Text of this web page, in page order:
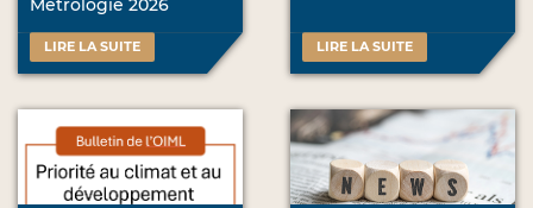
Métrologie 2026
LIRE LA SUITE LIRE LA SUITE